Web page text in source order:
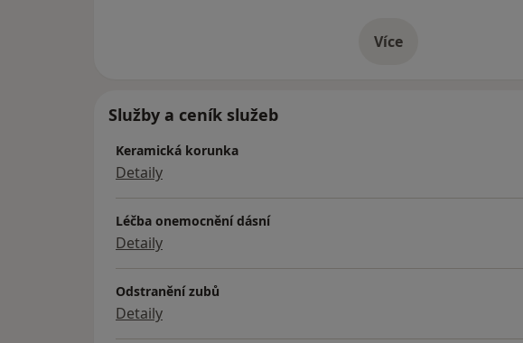
Víceo zkušenostech
Služby a ceník služeb
Keramická korunka
Detaily
Léčba onemocnění dásní
Detaily
Odstranění zubů
Detaily